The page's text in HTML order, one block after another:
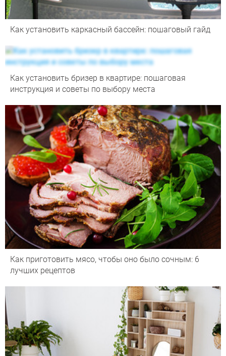
Как установить каркасный бассейн: пошаговый гайд
Как установить бризер в квартире: пошаговая
инструкция и советы по выбору места
Как приготовить мясо, чтобы оно было сочным: 6
лучших рецептов